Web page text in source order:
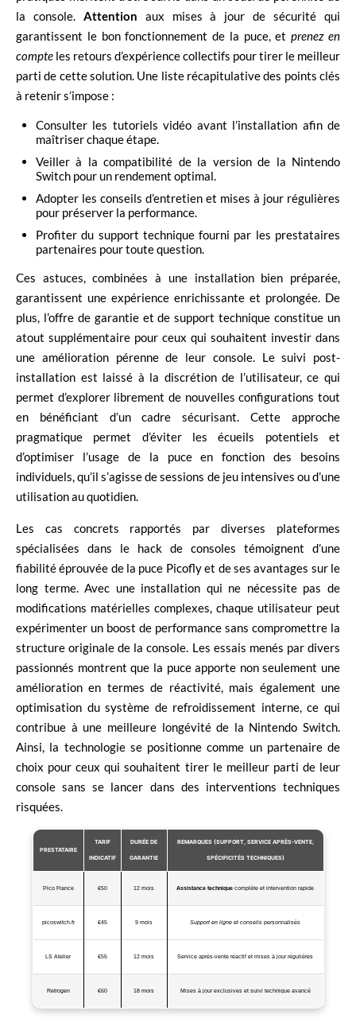
la console. Attention aux mises à jour de sécurité qui
garantissent le bon fonctionnement de la puce, etprenez en
compte les retours d’expérience collectifs pour tirer le meilleur
parti de cette solution. Une liste récapitulative des points clés
à retenir s’impose :
Consulter les tutoriels vidéo avant l’installation afin de
maîtriser chaque étape.
Veiller à la compatibilité de la version de la Nintendo
Switch pour un rendement optimal.
Adopter les conseils d’entretien et mises à jour régulières
pour préserver la performance.
Profiter du support technique fourni par les prestataires
partenaires pour toute question.
Ces astuces, combinées à une installation bien préparée,
garantissent une expérience enrichissante et prolongée. De
plus, l’offre de garantie et de support technique constitue un
atout supplémentaire pour ceux qui souhaitent investir dans
une amélioration pérenne de leur console. Le suivi post-
installation est laissé à la discrétion de l’utilisateur, ce qui
permet d’explorer librement de nouvelles configurations tout
en bénéficiant d’un cadre sécurisant. Cette approche
pragmatique permet d’éviter les écueils potentiels et
d’optimiser l’usage de la puce en fonction des besoins
individuels, qu’il s’agisse de sessions de jeu intensives ou d’une
utilisation au quotidien.
Les cas concrets rapportés par diverses plateformes
spécialisées dans le hack de consoles témoignent d’une
fiabilité éprouvée de la puce Picofly et de ses avantages sur le
long terme. Avec une installation qui ne nécessite pas de
modifications matérielles complexes, chaque utilisateur peut
expérimenter un boost de performance sans compromettre la
structure originale de la console. Les essais menés par divers
passionnés montrent que la puce apporte non seulement une
amélioration en termes de réactivité, mais également une
optimisation du système de refroidissement interne, ce qui
contribue à une meilleure longévité de la Nintendo Switch.
Ainsi, la technologie se positionne comme un partenaire de
choix pour ceux qui souhaitent tirer le meilleur parti de leur
console sans se lancer dans des interventions techniques
risquées.
PRESTATAIRE
TARIF
INDICATIF
DURÉE DE
GARANTIE
REMARQUES (SUPPORT, SERVICE APRÈS-VENTE,
SPÉCIFICITÉS TECHNIQUES)
Pico France €50 12 mois Assistance technique complète et intervention rapide
picoswitch.fr €45 9 mois Support en ligne et conseils personnalisés
LS Atelier €55 12 mois Service après-vente réactif et mises à jour régulières
Retrogen €60 18 mois Mises à jour exclusives et suivi technique avancé